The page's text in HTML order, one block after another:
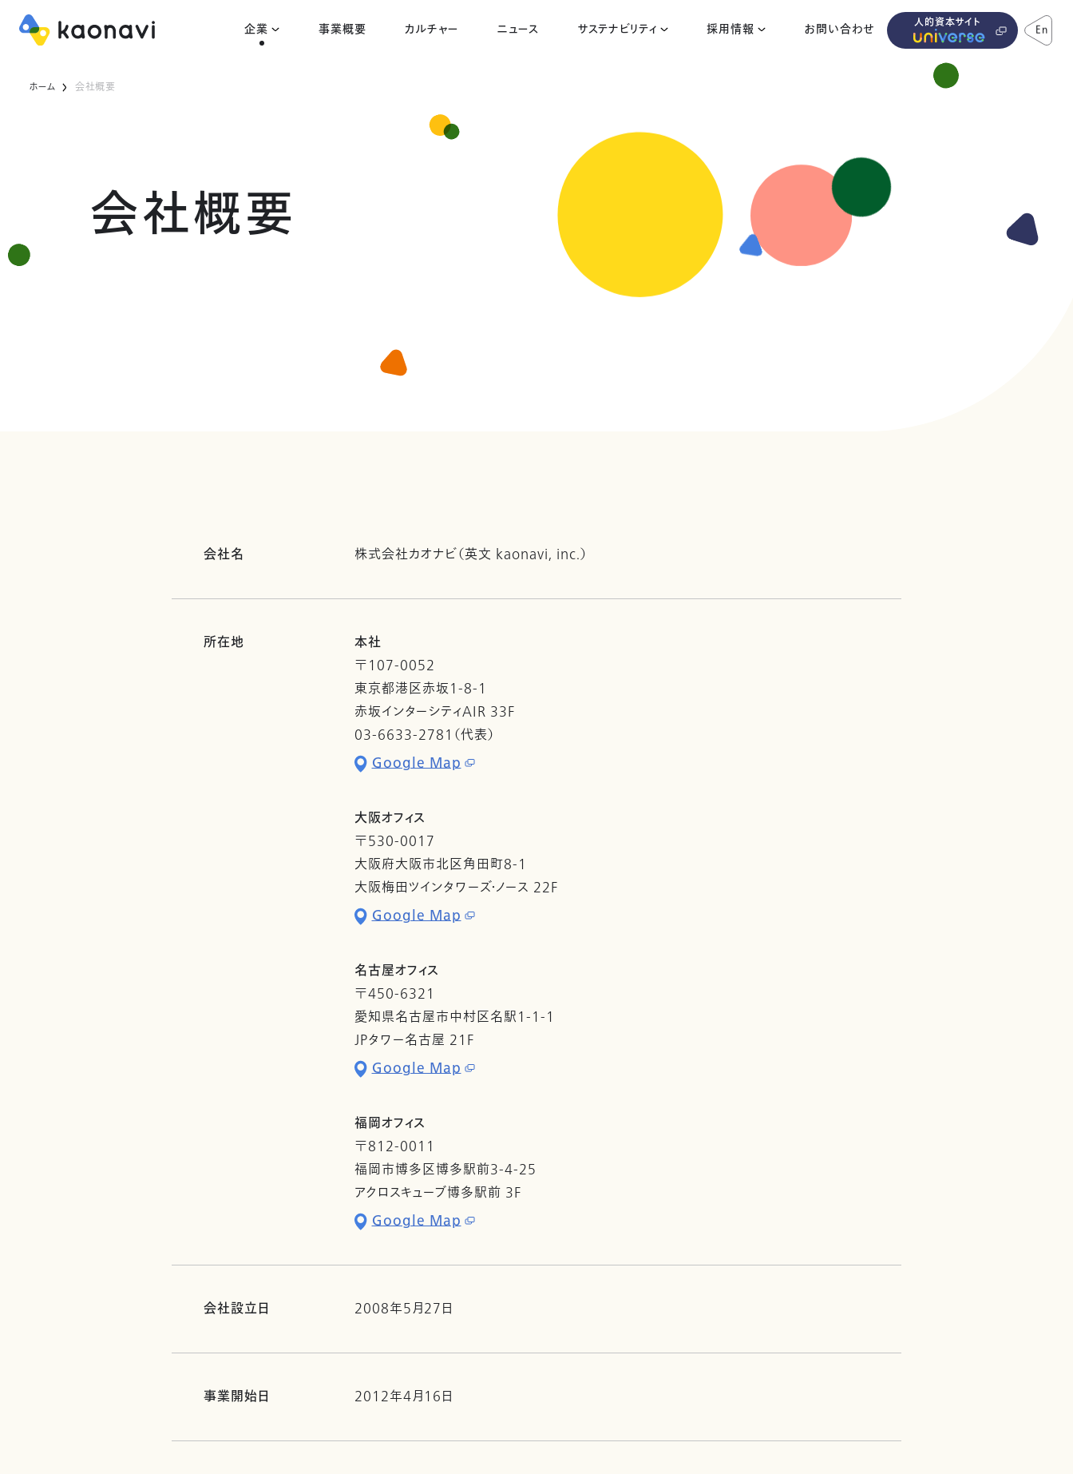
企業 事業概要 カルチャー ニュース サステナビリティ 採用情報 お問い合わせ 人的資本サイト En
ホーム 会社概要
会社概要
会社名 株式会社カオナビ（英文 kaonavi, inc.）
所在地
本社
〒107-0052
東京都港区赤坂1-8-1
赤坂インターシティAIR 33F
03-6633-2781（代表）
Google Map
大阪オフィス
〒530-0017
大阪府大阪市北区角田町8-1
大阪梅田ツインタワーズ・ノース 22F
Google Map
名古屋オフィス
〒450-6321
愛知県名古屋市中村区名駅1-1-1
JPタワー名古屋 21F
Google Map
福岡オフィス
〒812-0011
福岡市博多区博多駅前3-4-25
アクロスキューブ博多駅前 3F
Google Map
会社設立日 2008年5月27日
事業開始日 2012年4月16日